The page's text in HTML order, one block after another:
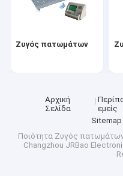
Ζυγός πατωμάτων
Αρχική
Σελίδα
εμείς
Sitemap
Ποιότητα Ζυγός
Changzhou JRBao